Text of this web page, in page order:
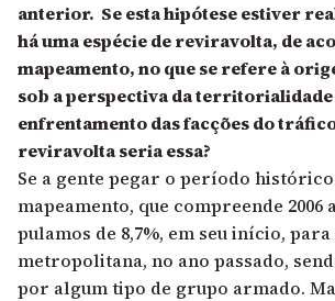
anterior. Se esta hipótese estiver
há uma espécie de reviravolta, de
mapeamento, no que se refere à
sob a perspectiva da territorialidade
enfrentamento das facções do
reviravolta seria essa?
Se a gente pegar o período
mapeamento, que compreende 2006
pulamos de 8,7%, em seu início,
metropolitana, no ano passado,
por algum tipo de grupo armado.